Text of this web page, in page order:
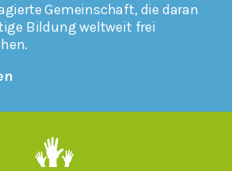
Gemeinschaft, die daran
Bildung weltweit frei